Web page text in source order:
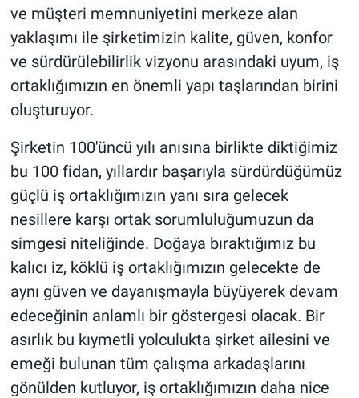
ve müşteri memnuniyetini merkeze alan
yaklaşımı ile şirketimizin kalite, güven, konfor
ve sürdürülebilirlik vizyonu arasındaki uyum, iş
ortaklığımızın en önemli yapı taşlarından birini
oluşturuyor.
Şirketin 100'üncü yılı anısına birlikte diktiğimiz
bu 100 fidan, yıllardır başarıyla sürdürdüğümüz
güçlü iş ortaklığımızın yanı sıra gelecek
nesillere karşı ortak sorumluluğumuzun da
simgesi niteliğinde. Doğaya bıraktığımız bu
kalıcı iz, köklü iş ortaklığımızın gelecekte de
aynı güven ve dayanışmayla büyüyerek devam
edeceğinin anlamlı bir göstergesi olacak. Bir
asırlık bu kıymetli yolculukta şirket ailesini ve
emeği bulunan tüm çalışma arkadaşlarını
gönülden kutluyor, iş ortaklığımızın daha nice